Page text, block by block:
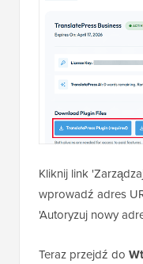
Kliknij link
wprowadź adres
'Autoryzuj nowy
Teraz przejdź do